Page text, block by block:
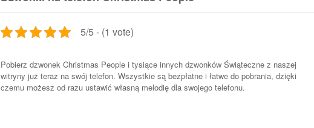
5/5 - (1 vote)
Pobierz dzwonek Christmas People i tysiące innych dzwonków Świąteczne z naszej
witryny już teraz na swój telefon. Wszystkie są bezpłatne i łatwe do pobrania, dzięki
czemu możesz od razu ustawić własną melodię dla swojego telefonu.